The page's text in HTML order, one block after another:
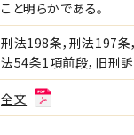
こと明らかである。
刑法198条，刑法197条
法54条1項前段，旧刑
全文